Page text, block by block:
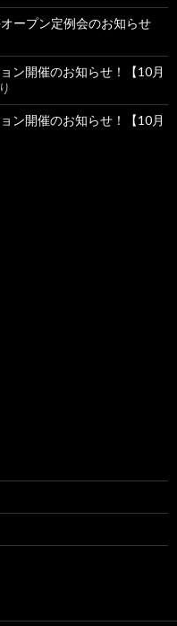
ープン定例会のお知らせ
ン開催のお知らせ！【10月
ン開催のお知らせ！【10月